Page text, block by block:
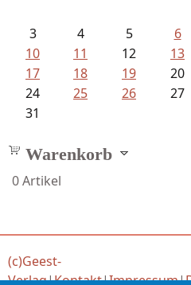
3
4 5 6
10
11 12 13
17
18 19 20
24
25 26 27
31
Warenkorb
0Artikel
(c)Geest-
Verlag|Kontakt|Impressum|